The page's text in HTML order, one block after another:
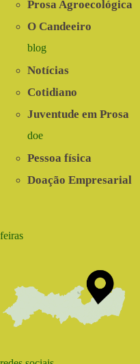
Prosa Agroecológica
O Candeeiro
blog
Notícias
Cotidiano
Juventude em Prosa
doe
Pessoa física
Doação Empresarial
feiras